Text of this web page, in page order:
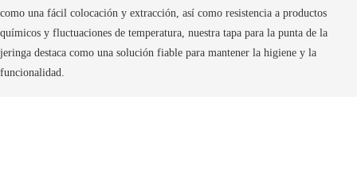
como una fácil colocación y extracción, así como resistencia a productos
químicos y fluctuaciones de temperatura, nuestra tapa para la punta de la
jeringa destaca como una solución fiable para mantener la higiene y la
funcionalidad.